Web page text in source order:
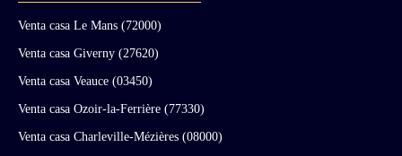
Venta casa Le Mans (72000)
Venta casa Giverny (27620)
Venta casa Veauce (03450)
Venta casa Ozoir-la-Ferrière (77330)
Venta casa Charleville-Mézières (08000)